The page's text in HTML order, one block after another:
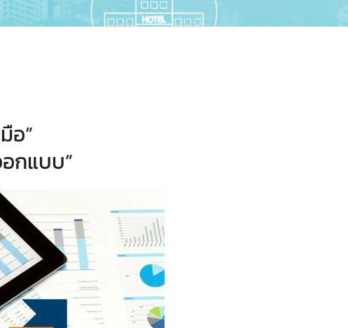
อ”
กแบบ”